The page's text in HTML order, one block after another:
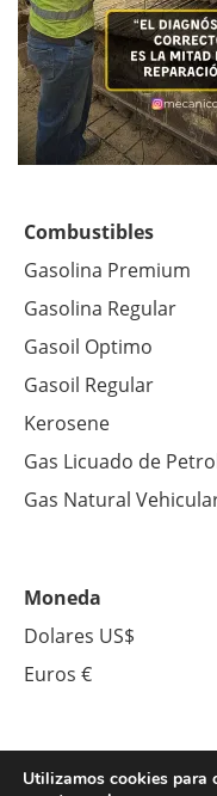
Combustibles
Gasolina Premium
Gasolina Regular
Gasoil Optimo
Gasoil Regular
Kerosene
Gas Licuado de
Gas Natural
Moneda
Dolares US$
Euros €
Utilizamos cookies para